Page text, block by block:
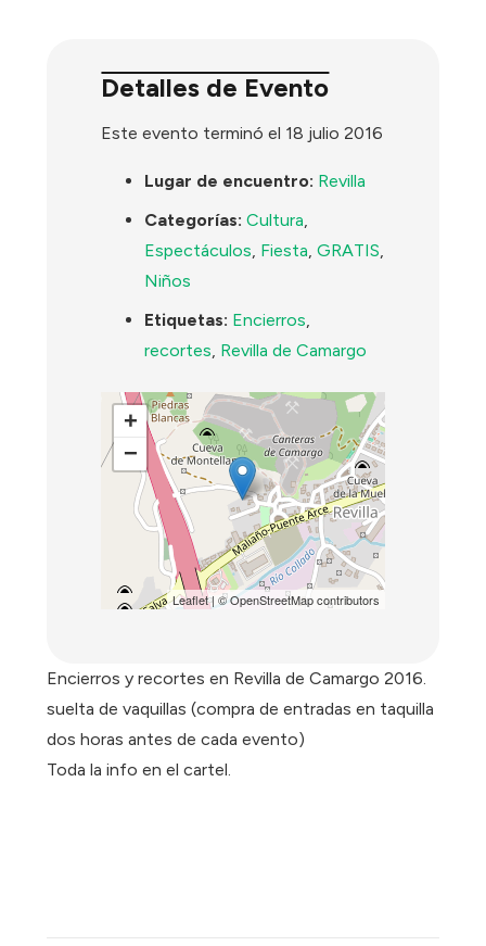
Detalles de Evento
Este evento terminó el 18 julio 2016
Lugar de encuentro: Revilla
Categorías: Cultura,
Espectáculos, Fiesta,GRATIS,
Niños
Etiquetas: Encierros,
recortes, Revilla de Camargo
+
−
Leaflet| ©OpenStreetMapcontributors
Encierros y recortes en Revilla de Camargo 2016.
suelta de vaquillas (compra de entradas en taquilla
dos horas antes de cada evento)
Toda la info en el cartel.